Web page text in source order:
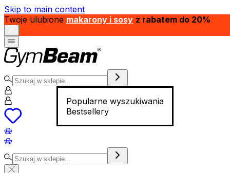
Skip to main content
Twoje ulubione makarony i sosy z rabatem do 20%
Popularne wyszukiwania
Bestsellery